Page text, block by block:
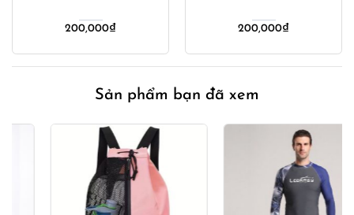
200,000₫ 200,000₫
Sản phẩm bạn đã xem